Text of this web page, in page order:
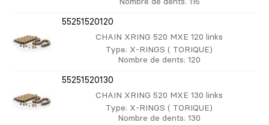
55251520120
CHAIN XRING 520 MXE 120 links
Type: X-RINGS ( TORIQUE)
Nombre de dents: 120
55251520130
CHAIN XRING 520 MXE 130 links
Type: X-RINGS ( TORIQUE)
Nombre de dents: 130